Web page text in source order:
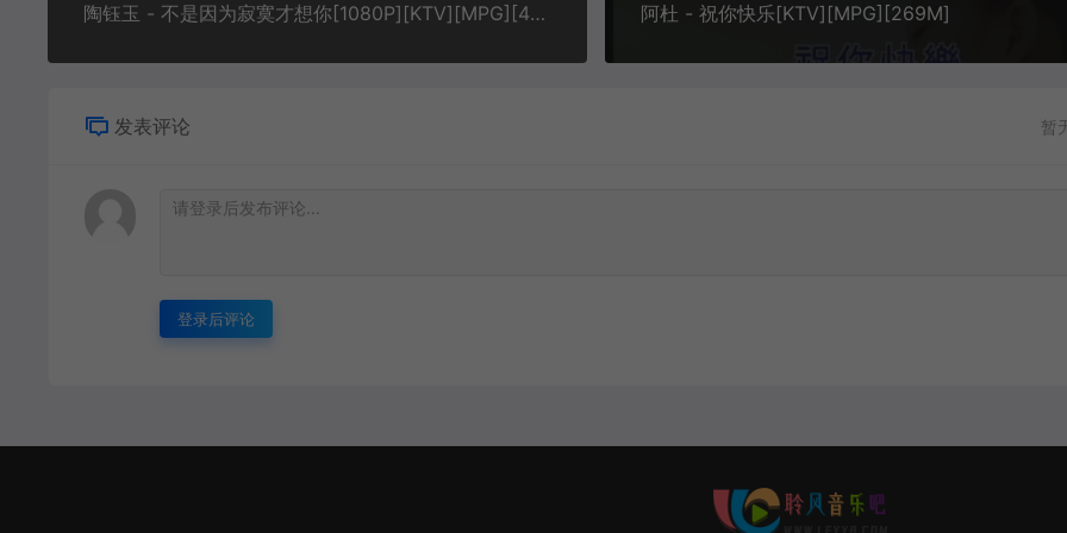
陶钰玉 - 不是因为寂寞才想你[1080P][KTV][MPG][495M] 阿杜 - 祝你快乐[KTV][MPG][269M]
发表评论 暂
登录后评论